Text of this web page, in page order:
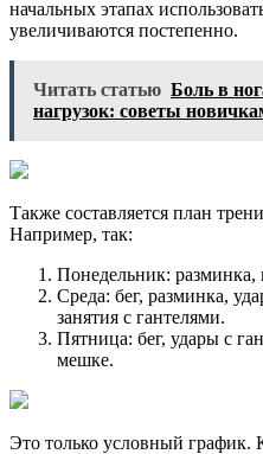
начальных этапах
увеличиваются постепенно.
Читать статью Боль в
нагрузок: советы
Также составляется план
Например, так:
Понедельник:
Среда: бег, разминка,
занятия с гантелями.
Пятница: бег, удары с
мешке.
Это только условный график.